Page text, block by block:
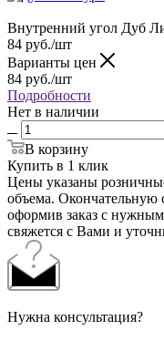
Внутренний угол Дуб
84 руб./шт
Варианты цен
84 руб./шт
Подробности
Нет в наличии
В корзину
Купить в 1 клик
Цены указаны
объема. Окончательную
оформив заказ с
свяжется с Вами и
Нужна консультация?